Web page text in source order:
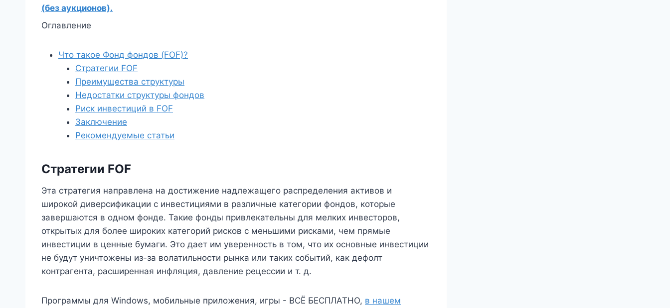
(без аукционов).
Оглавление
Что такое Фонд фондов (FOF)?
Стратегии FOF
Преимущества структуры
Недостатки структуры фондов
Риск инвестиций в FOF
Заключение
Рекомендуемые статьи
Стратегии FOF
Эта стратегия направлена ​​на достижение надлежащего распределения активов и
широкой диверсификации с инвестициями в различные категории фондов, которые
завершаются в одном фонде. Такие фонды привлекательны для мелких инвесторов,
открытых для более широких категорий рисков с меньшими рисками, чем прямые
инвестиции в ценные бумаги. Это дает им уверенность в том, что их основные инвестиции
не будут уничтожены из-за волатильности рынка или таких событий, как дефолт
контрагента, расширенная инфляция, давление рецессии и т. д.
Программы для Windows, мобильные приложения, игры - ВСЁ БЕСПЛАТНО, в нашем